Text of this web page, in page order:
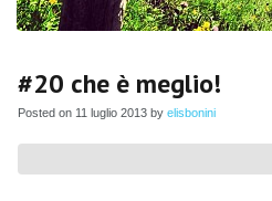
#20 che è meglio!
Posted on 11 luglio 2013 by elisbonini